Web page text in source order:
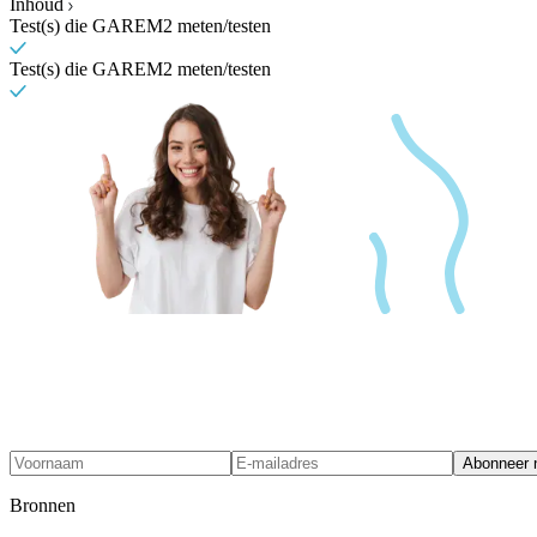
Inhoud
Test(s) die GAREM2 meten/testen
Test(s) die GAREM2 meten/testen
Abonneer
Bronnen